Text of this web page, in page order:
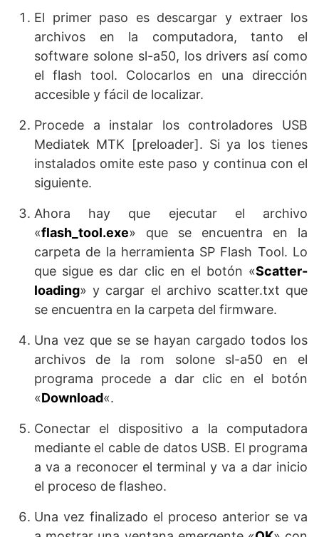
El primer paso es descargar y extraer los
archivos en la computadora, tanto el
software solone sl-a50, los drivers así como
el flash tool. Colocarlos en una dirección
accesible y fácil de localizar.
Procede a instalar los controladores USB
Mediatek MTK [preloader]. Si ya los tienes
instalados omite este paso y continua con el
siguiente.
Ahora hay que ejecutar el archivo
«flash_tool.exe» que se encuentra en la
carpeta de la herramienta SP Flash Tool. Lo
que sigue es dar clic en el botón «Scatter-
loading» y cargar el archivo scatter.txt que
se encuentra en la carpeta del firmware.
Una vez que se se hayan cargado todos los
archivos de la rom solone sl-a50 en el
programa procede a dar clic en el botón
«Download«.
Conectar el dispositivo a la computadora
mediante el cable de datos USB. El programa
a va a reconocer el terminal y va a dar inicio
el proceso de flasheo.
Una vez finalizado el proceso anterior se va